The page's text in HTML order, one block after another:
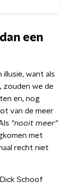
een
illusie, want als
zouden we de
en, nog
van de meer
"nooit meer"
met
recht niet
Schoof